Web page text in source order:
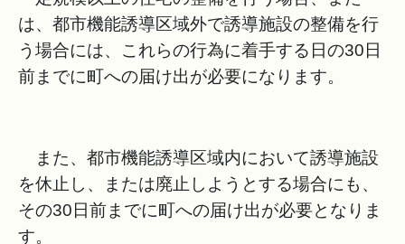
は、都市機能誘導区域外で誘導施設の整備を行
う場合には、これらの行為に着手する日の30日
前までに町への届け出が必要になります。
また、都市機能誘導区域内において誘導施設
を休止し、または廃止しようとする場合にも、
その30日前までに町への届け出が必要となりま
す。